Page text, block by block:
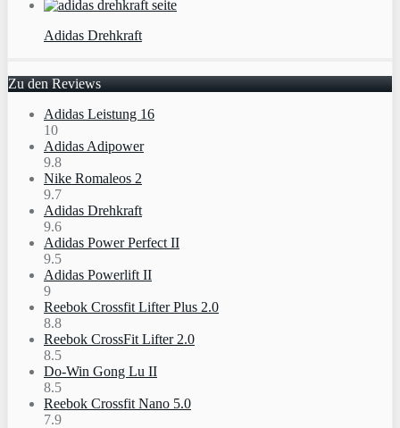
Adidas Drehkraft
Zu den Reviews
Adidas Leistung 16
10
Adidas Adipower
9.8
Nike Romaleos 2
9.7
Adidas Drehkraft
9.6
Adidas Power Perfect II
9.5
Adidas Powerlift II
9
Reebok Crossfit Lifter Plus 2.0
8.8
Reebok CrossFit Lifter 2.0
8.5
Do-Win Gong Lu II
8.5
Reebok Crossfit Nano 5.0
7.9